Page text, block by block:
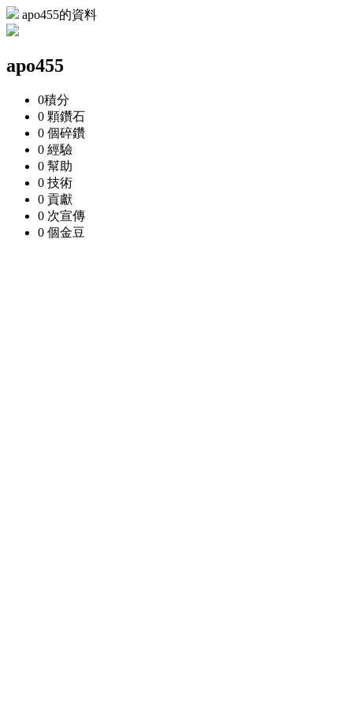
apo455的資料
apo455
0積分
0 顆鑽石
0 個碎鑽
0 經驗
0 幫助
0 技術
0 貢獻
0 次宣傳
0 個金豆